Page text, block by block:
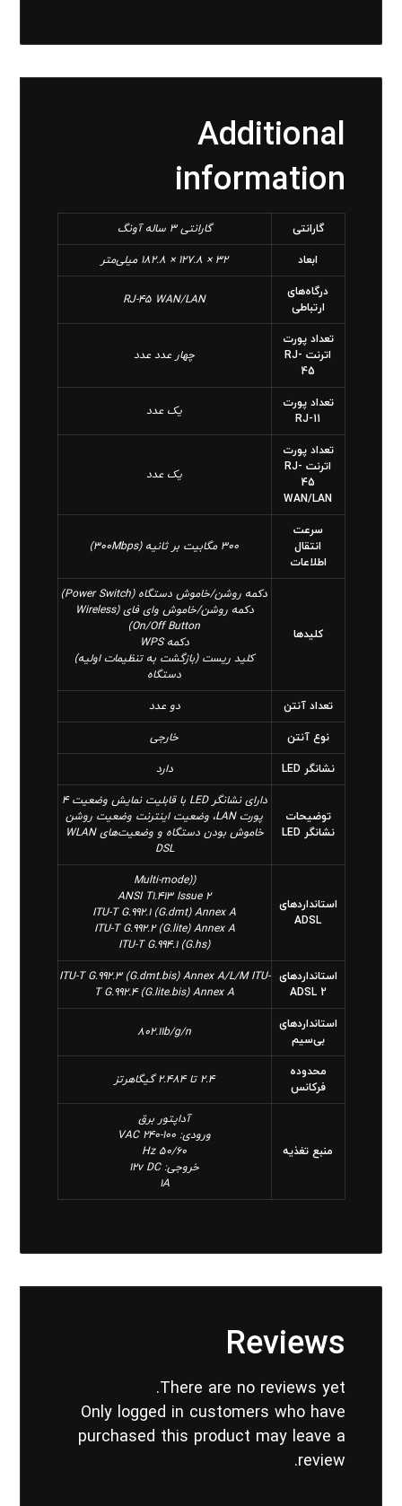
Additional
information
گارانتی گارانتی 3 ساله آونگ
ابعاد 32 × 127.8 × 182.8 میلی‌متر
درگاه‌های
ارتباطی
RJ-45 WAN/LAN
تعداد پورت
اترنت RJ-
45
چهار عدد عدد
تعداد پورت
RJ-11
یک عدد
تعداد پورت
اترنت RJ-
45
WAN/LAN
یک عدد
سرعت
انتقال
اطلاعات
300 مگابیت بر ثانیه (300Mbps)
کلیدها
دکمه‌ روشن/خاموش دستگاه (Power Switch)
دکمه‌ روشن/خاموش وای فای (Wireless
On/Off Button)
دکمه WPS
کلید ریست (بازگشت به تنظیمات اولیه)
دستگاه
تعداد آنتن دو عدد
نوع آنتن خارجی
نشانگر LED دارد
توضیحات
نشانگر LED
دارای نشانگر LED با قابلیت نمایش وضعیت 4
پورت LAN، وضعیت اینترنت وضعیت روشن
خاموش بودن دستگاه و وضعیت‌های WLAN
DSL
استانداردهای
ADSL
((Multi-mode
ANSI T1.413 Issue 2
ITU-T G.992.1 (G.dmt) Annex A
ITU-T G.992.2 (G.lite) Annex A
(ITU-T G.994.1 (G.hs
استانداردهای
ADSL 2
ITU-T G.992.3 (G.dmt.bis) Annex A/L/M ITU-
T G.992.4 (G.lite.bis) Annex A
استانداردهای
بی‌سیم
802.11b/g/n
محدوده
فرکانس
2.4 تا 2.484 گیگاهرتز
منبع تغذیه
آداپتور برق
ورودی: 100-240 VAC
50/60 Hz
خروجی: 12v DC
1A
Reviews
There are no reviews yet.
Only logged in customers who have
purchased this product may leave a
review.